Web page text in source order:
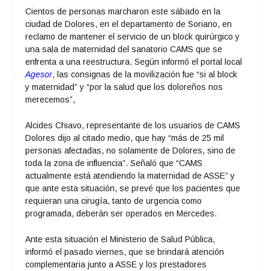
Cientos de personas marcharon este sábado en la
ciudad de Dolores, en el departamento de Soriano, en
reclamo de mantener el servicio de un block quirúrgico y
una sala de maternidad del sanatorio CAMS que se
enfrenta a una reestructura. Según informó el portal local
Agesor, las consignas de la movilización fue “si al block
y maternidad” y “por la salud que los doloreños nos
merecemos”,
Alcides Chiavo, representante de los usuarios de CAMS
Dolores dijo al citado medio, que hay “más de 25 mil
personas afectadas, no solamente de Dolores, sino de
toda la zona de influencia”. Señaló que “CAMS
actualmente está atendiendo la maternidad de ASSE” y
que ante esta situación, se prevé que los pacientes que
requieran una cirugía, tanto de urgencia como
programada, deberán ser operados en Mercedes.
Ante esta situación el Ministerio de Salud Pública,
informó el pasado viernes, que se brindará atención
complementaria junto a ASSE y los prestadores